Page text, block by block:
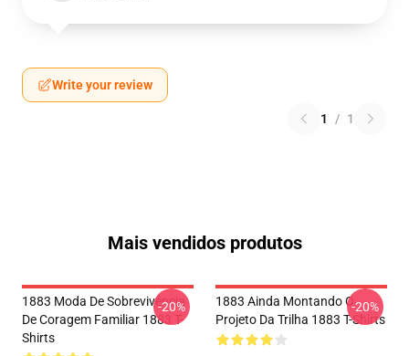
Write your review
1 / 1
Mais vendidos produtos
1883 Moda De Sobrevivência
De Coragem Familiar 1883 T-
Shirts
-20%
1883 Ainda Montando O
Projeto Da Trilha 1883 T-Shirts
-20%